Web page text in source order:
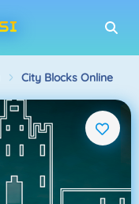
City Blocks Online